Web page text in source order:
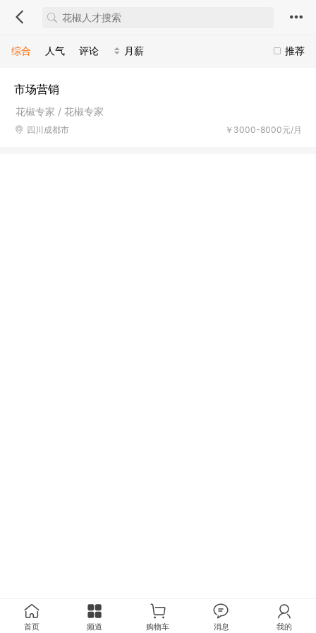
推荐
综合 人气 评论 月薪
市场营销
花椒专家 / 花椒专家
￥3000-8000元/月
四川成都市
首页 频道 购物车 消息 我的